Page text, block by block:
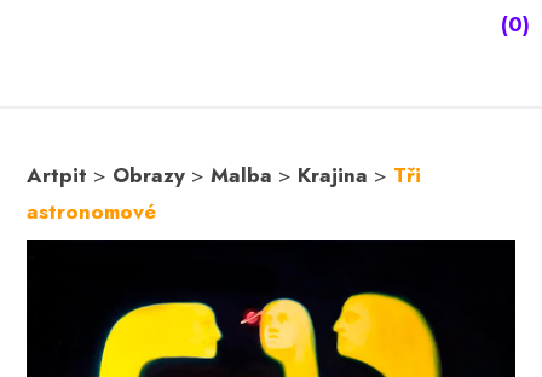
(0)
Artpit > Obrazy >Malba > Krajina > Tři
astronomové